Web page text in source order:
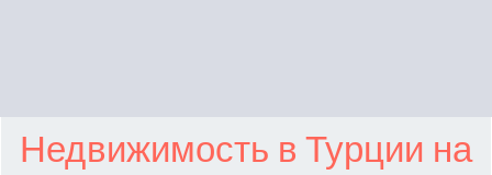
Недвижимость в Турции на